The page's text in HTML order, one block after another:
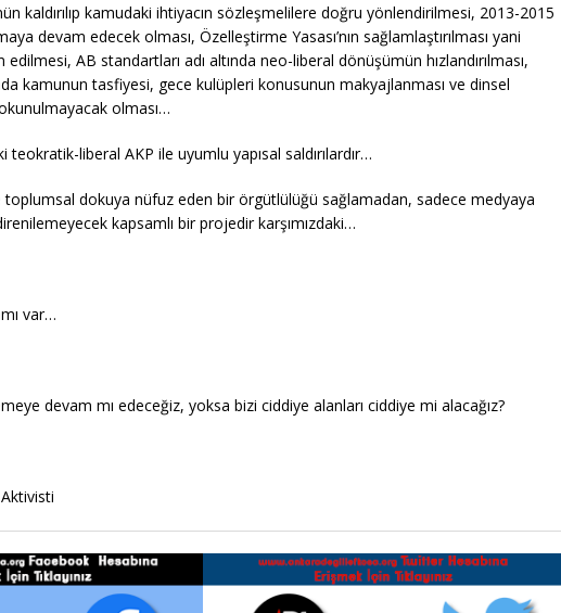
kaldırılıp kamudaki ihtiyacın sözleşmelilere doğru yönlendirilmesi, 2013-2015
devam edecek olması, Özelleştirme Yasası’nın sağlamlaştırılması yani
AB standartları adı altında neo-liberal dönüşümün hızlandırılması,
kamunun tasfiyesi, gece kulüpleri konusunun makyajlanması ve dinsel
olması…
teokratik-liberal AKP ile uyumlu yapısal saldırılardır…
toplumsal dokuya nüfuz eden bir örgütlülüğü sağlamadan, sadece medyaya
kapsamlı bir projedir karşımızdaki…
var…
devam mı edeceğiz, yoksa bizi ciddiye alanları ciddiye mi alacağız?